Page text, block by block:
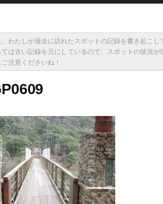
わたしが過去に訪れたスポットの記録を書き起こし
は古い記録を元にしているので、スポットの状況が
注意くださいね！